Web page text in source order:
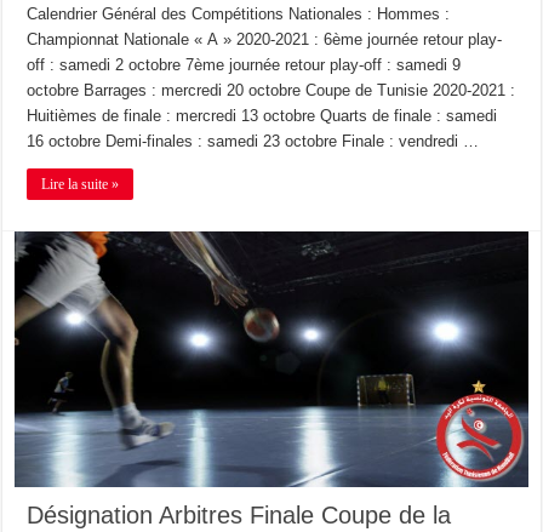
Calendrier Général des Compétitions Nationales : Hommes :
Championnat Nationale « A » 2020-2021 : 6ème journée retour play-
off : samedi 2 octobre 7ème journée retour play-off : samedi 9
octobre Barrages : mercredi 20 octobre Coupe de Tunisie 2020-2021 :
Huitièmes de finale : mercredi 13 octobre Quarts de finale : samedi
16 octobre Demi-finales : samedi 23 octobre Finale : vendredi …
Lire la suite »
Désignation Arbitres Finale Coupe de la